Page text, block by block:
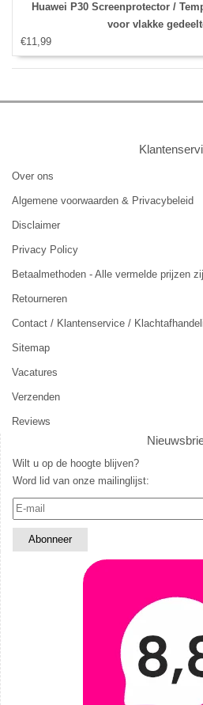
Huawei P30 Screenprotector /
voor vlakke
€11,99
Over ons
Algemene voorwaarden & Privacybeleid
Disclaimer
Privacy Policy
Betaalmethoden - Alle vermelde prijzen
Retourneren
Contact / Klantenservice /
Sitemap
Vacatures
Verzenden
Reviews
Wilt u op de hoogte blijven?
Word lid van onze mailinglijst: